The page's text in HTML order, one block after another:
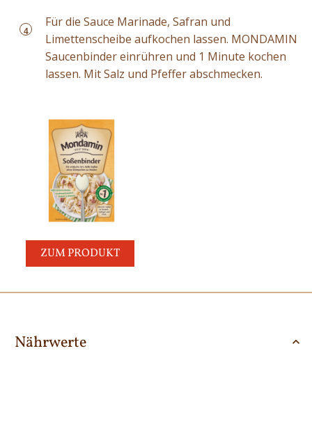
4
Für die Sauce Marinade, Safran und
Limettenscheibe aufkochen lassen. MONDAMIN
Saucenbinder einrühren und 1 Minute kochen
lassen. Mit Salz und Pfeffer abschmecken.
ZUM PRODUKT
Nährwerte